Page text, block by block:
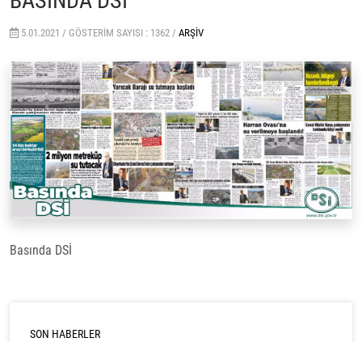
5.01.2021 / GÖSTERIM SAYISI : 1362 / ARŞIV
Basında DSİ
SON HABERLER